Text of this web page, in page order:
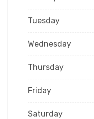
Tuesday
Wednesday
Thursday
Friday
Saturday